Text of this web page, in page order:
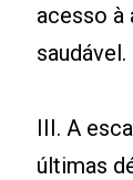
acesso à
saudável.
III. A
últimas